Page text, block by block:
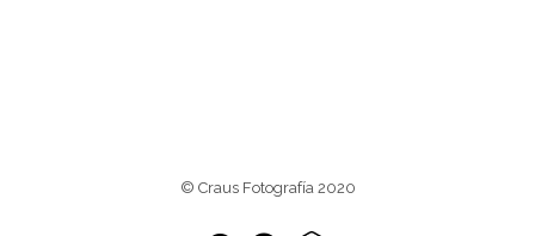
© Craus Fotografía 2020